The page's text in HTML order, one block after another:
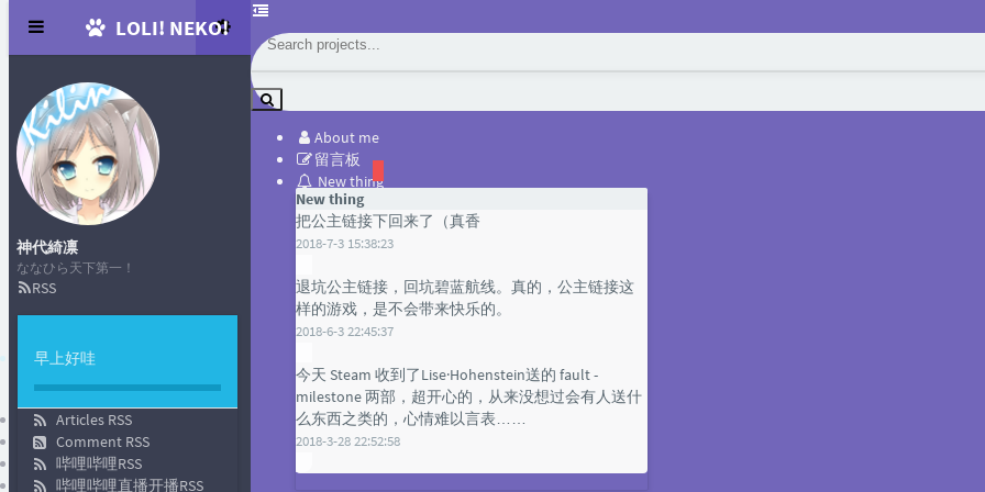
LOLI! NEKO!
About me
留言板
New thing
New thing
把公主链接下回来了（真香
2018-7-3 15:38:23
退坑公主链接，回坑碧蓝航线。真的，公主链接这
样的游戏，是不会带来快乐的。
2018-6-3 22:45:37
今天 Steam 收到了Lise·Hohenstein送的 fault -
milestone 两部，超开心的，从来没想过会有人送什
么东西之类的，心情难以言表……
2018-3-28 22:52:58
神代綺凛
ななひら天下第一！
RSS
早上好哇
Articles RSS
Comment RSS
哔哩哔哩RSS
哔哩哔哩直播开播RSS
神代綺凜
210 发自网页端
神代綺凜
退坑公主链接，回坑碧蓝航线。
真的，公主链接这样的游戏，是不会带来快乐的。